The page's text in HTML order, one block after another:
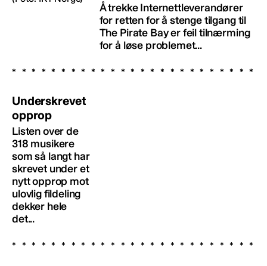
Å trekke Internettleverandører
for retten for å stenge tilgang til
The Pirate Bay er feil tilnærming
for å løse problemet...
Underskrevet
opprop
Listen over de
318 musikere
som så langt har
skrevet under et
nytt opprop mot
ulovlig fildeling
dekker hele
det...